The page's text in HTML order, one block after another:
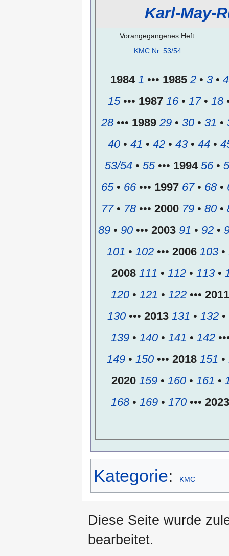
Karl-May-
Vorangegangenes Heft:
KMC Nr. 53/54
1984 1 ••• 1985 2• 3• 4
15••• 1987 16• 17• 18
28••• 1989 29• 30• 31 •
40• 41 • 42• 43• 44•
53/54• 55••• 1994 56•
65• 66••• 1997 67• 68•
77• 78••• 2000 79• 80•
89• 90••• 2003 91 • 92•
101 • 102••• 2006 103•
2008 111 • 112• 113•
120• 121 • 122••• 2011
130••• 2013 131 • 132•
139• 140• 141 • 142
149• 150••• 2018 151 •
2020 159• 160• 161 •
168• 169• 170••• 2023
Kategorie: KMC
Diese Seite wurde
bearbeitet.